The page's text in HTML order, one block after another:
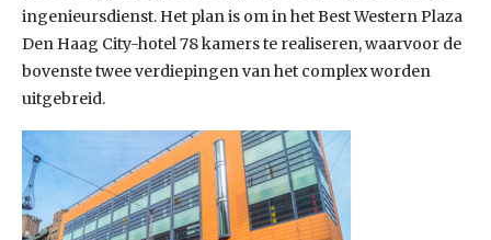
ingenieursdienst. Het plan is om in het Best Western Plaza
Den Haag City-hotel 78 kamers te realiseren, waarvoor de
bovenste twee verdiepingen van het complex worden
uitgebreid.